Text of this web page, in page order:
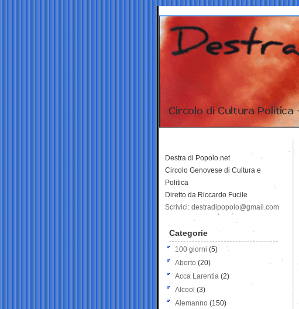
Destra di Popolo.net
Circolo Genovese di Cultura e
Politica
Diretto da Riccardo Fucile
Scrivici: destradipopolo@gmail.com
Categorie
100 giorni (5)
Aborto (20)
Acca Larentia (2)
Alcool (3)
Alemanno (150)